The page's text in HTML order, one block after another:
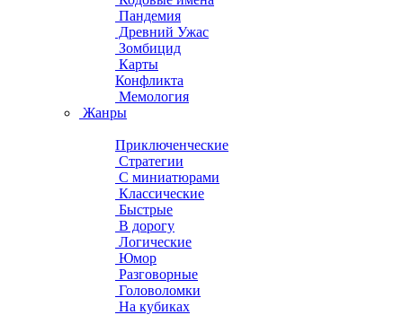
Пандемия
Древний Ужас
Зомбицид
Карты
Конфликта
Мемология
Жанры
Приключенческие
Стратегии
С миниатюрами
Классические
Быстрые
В дорогу
Логические
Юмор
Разговорные
Головоломки
На кубиках